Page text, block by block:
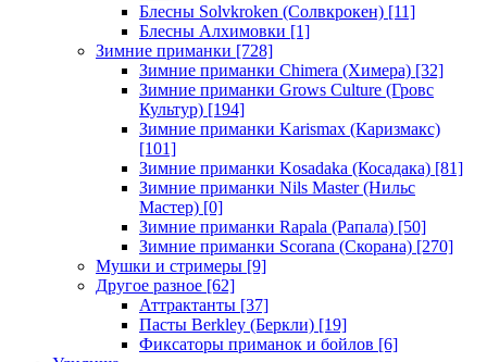
Блесны Solvkroken (Солвкрокен) [11]
Блесны Алхимовки [1]
Зимние приманки [728]
Зимние приманки Chimera (Химера) [32]
Зимние приманки Grows Culture (Гровс
Культур) [194]
Зимние приманки Karismax (Каризмакс)
[101]
Зимние приманки Kosadaka (Косадака) [81]
Зимние приманки Nils Master (Нильс
Мастер) [0]
Зимние приманки Rapala (Рапала) [50]
Зимние приманки Scorana (Скорана) [270]
Мушки и стримеры [9]
Другое разное [62]
Аттрактанты [37]
Пасты Berkley (Беркли) [19]
Фиксаторы приманок и бойлов [6]